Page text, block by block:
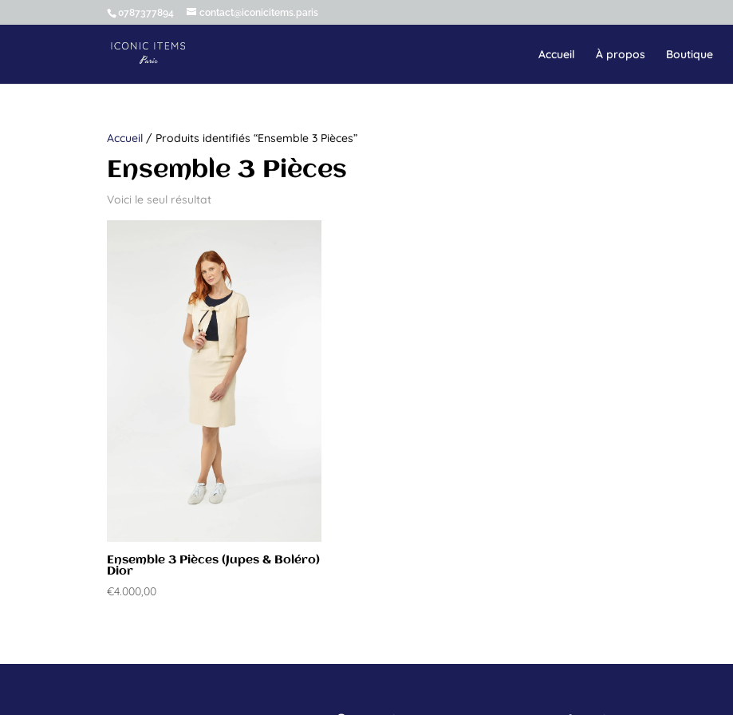
0787377894 contact@iconicitems.paris
Accueil À propos Boutique
Accueil / Produits identifiés “Ensemble 3 Pièces”
Ensemble 3 Pièces
Voici le seul résultat
Ensemble 3 Pièces (Jupes & Boléro)
Dior
€4.000,00